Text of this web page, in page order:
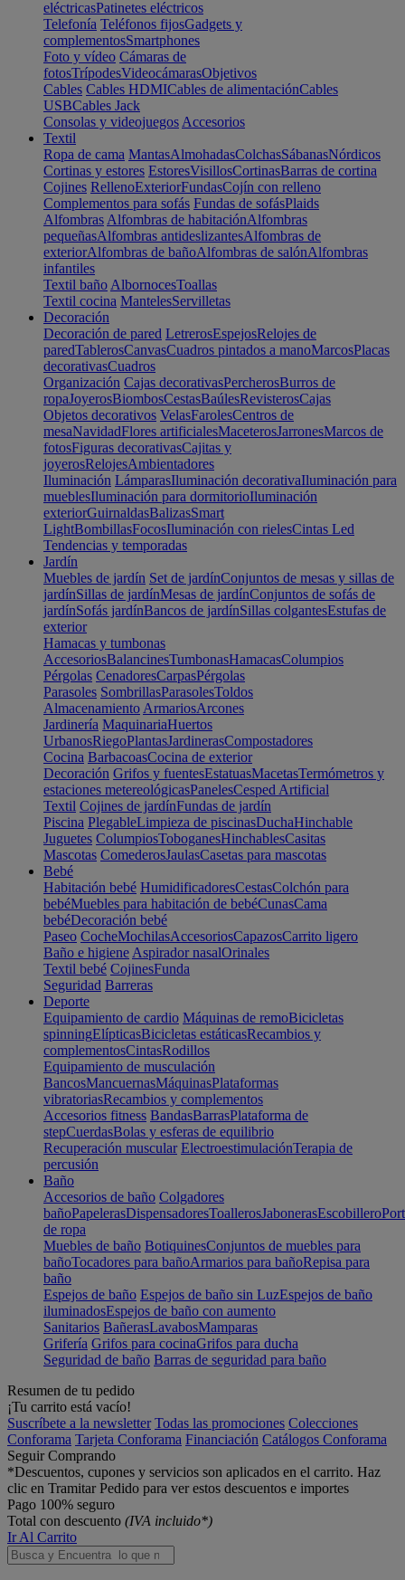
eléctricasPatinetes eléctricos
Telefonía Teléfonos fijosGadgets y
complementosSmartphones
Foto y vídeo Cámaras de
fotosTrípodesVideocámarasObjetivos
Cables Cables HDMICables de alimentaciónCables
USBCables Jack
Consolas y videojuegos Accesorios
Textil
Ropa de cama MantasAlmohadasColchasSábanasNórdicos
Cortinas y estores EstoresVisillosCortinasBarras de cortina
Cojines RellenoExteriorFundasCojín con relleno
Complementos para sofás Fundas de sofásPlaids
Alfombras Alfombras de habitaciónAlfombras
pequeñasAlfombras antideslizantesAlfombras de
exteriorAlfombras de bañoAlfombras de salónAlfombras
infantiles
Textil baño AlbornocesToallas
Textil cocina MantelesServilletas
Decoración
Decoración de pared LetrerosEspejosRelojes de
paredTablerosCanvasCuadros pintados a manoMarcosPlacas
decorativasCuadros
Organización Cajas decorativasPercherosBurros de
ropaJoyerosBiombosCestasBaúlesRevisterosCajas
Objetos decorativos VelasFarolesCentros de
mesaNavidadFlores artificialesMaceterosJarronesMarcos de
fotosFiguras decorativasCajitas y
joyerosRelojesAmbientadores
Iluminación LámparasIluminación decorativaIluminación para
mueblesIluminación para dormitorioIluminación
exteriorGuirnaldasBalizasSmart
LightBombillasFocosIluminación con rielesCintas Led
Tendencias y temporadas
Jardín
Muebles de jardín Set de jardínConjuntos de mesas y sillas de
jardínSillas de jardínMesas de jardínConjuntos de sofás de
jardínSofás jardínBancos de jardínSillas colgantesEstufas de
exterior
Hamacas y tumbonas
AccesoriosBalancinesTumbonasHamacasColumpios
Pérgolas CenadoresCarpasPérgolas
Parasoles SombrillasParasolesToldos
Almacenamiento ArmariosArcones
Jardinería MaquinariaHuertos
UrbanosRiegoPlantasJardinerasCompostadores
Cocina BarbacoasCocina de exterior
Decoración Grifos y fuentesEstatuasMacetasTermómetros y
estaciones metereológicasPanelesCesped Artificial
Textil Cojines de jardínFundas de jardín
Piscina PlegableLimpieza de piscinasDuchaHinchable
Juguetes ColumpiosToboganesHinchablesCasitas
Mascotas ComederosJaulasCasetas para mascotas
Bebé
Habitación bebé HumidificadoresCestasColchón para
bebéMuebles para habitación de bebéCunasCama
bebéDecoración bebé
Paseo CocheMochilasAccesoriosCapazosCarrito ligero
Baño e higiene Aspirador nasalOrinales
Textil bebé CojinesFunda
Seguridad Barreras
Deporte
Equipamiento de cardio Máquinas de remoBicicletas
spinningElípticasBicicletas estáticasRecambios y
complementosCintasRodillos
Equipamiento de musculación
BancosMancuernasMáquinasPlataformas
vibratoriasRecambios y complementos
Accesorios fitness BandasBarrasPlataforma de
stepCuerdasBolas y esferas de equilibrio
Recuperación muscular ElectroestimulaciónTerapia de
percusión
Baño
Accesorios de baño Colgadores
bañoPapelerasDispensadoresToallerosJabonerasEscobillero
de ropa
Muebles de baño BotiquinesConjuntos de muebles para
bañoTocadores para bañoArmarios para bañoRepisa para
baño
Espejos de baño Espejos de baño sin LuzEspejos de baño
iluminadosEspejos de baño con aumento
Sanitarios BañerasLavabosMamparas
Grifería Grifos para cocinaGrifos para ducha
Seguridad de baño Barras de seguridad para baño
Resumen de tu pedido
¡Tu carrito está vacío!
Suscríbete a la newsletter Todas las promociones Colecciones
Conforama Tarjeta Conforama Financiación Catálogos Conforama
Seguir Comprando
*Descuentos, cupones y servicios son aplicados en el carrito. Haz
clic en Tramitar Pedido para ver estos descuentos e importes
Pago 100% seguro
Total con descuento (IVA incluido*)
Ir Al Carrito